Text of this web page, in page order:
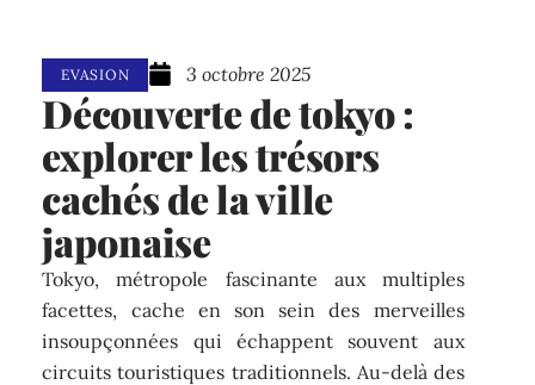
EVASION 3 octobre 2025
Découverte de tokyo :
explorer les trésors
cachés de la ville
japonaise
Tokyo, métropole fascinante aux multiples
facettes, cache en son sein des merveilles
insoupçonnées qui échappent souvent aux
circuits touristiques traditionnels. Au-delà des